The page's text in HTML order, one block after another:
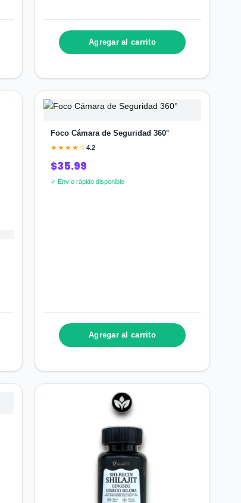
Agregar al carrito
Foco Cámara de Seguridad 360°
★★★★☆4.2
$35.99
✓ Envío rápido disponible
Agregar al carrito